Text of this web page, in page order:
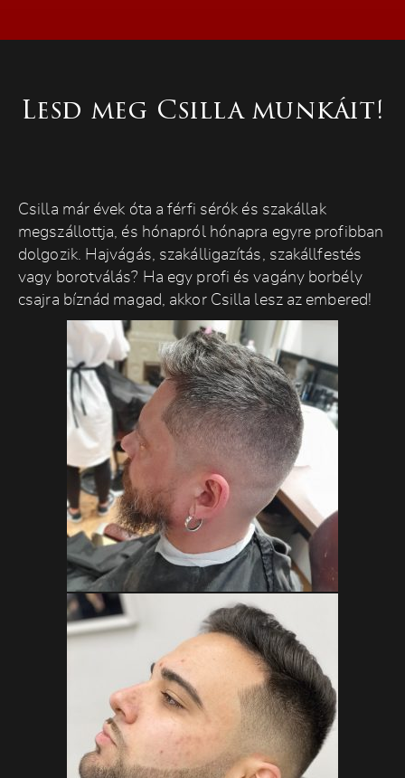
Lesd meg Csilla munkáit!
Csilla már évek óta a férfi sérók és szakállak
megszállottja, és hónapról hónapra egyre profibban
dolgozik. Hajvágás, szakálligazítás, szakállfestés
vagy borotválás? Ha egy profi és vagány borbély
csajra bíznád magad, akkor Csilla lesz az embered!